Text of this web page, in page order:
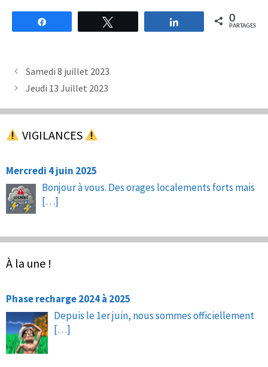
Partagez 0
PARTAGES
Samedi 8 juillet 2023
Jeudi 13 Juillet 2023
VIGILANCES
Mercredi 4 juin 2025
Bonjour à vous. Des orages localements forts mais
[…]
À la une !
Phase recharge 2024 à 2025
Depuis le 1er juin, nous sommes officiellement
[…]